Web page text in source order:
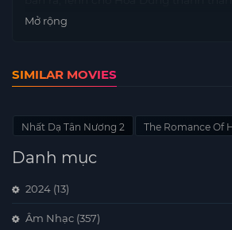
tử con tin của vương quốc láng giềng,
hình.
Mở rộng
SIMILAR MOVIES
Nhất Dạ Tân Nương 2 The Romance Of
Danh mục
2024 (13)
Âm Nhạc (357)